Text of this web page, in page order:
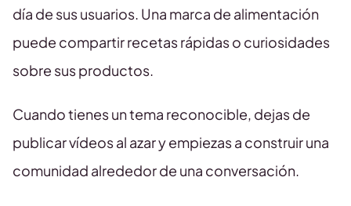
día de sus usuarios. Una marca de alimentación
puede compartir recetas rápidas o curiosidades
sobre sus productos.
Cuando tienes un tema reconocible, dejas de
publicar vídeos al azar y empiezas a construir una
comunidad alrededor de una conversación.